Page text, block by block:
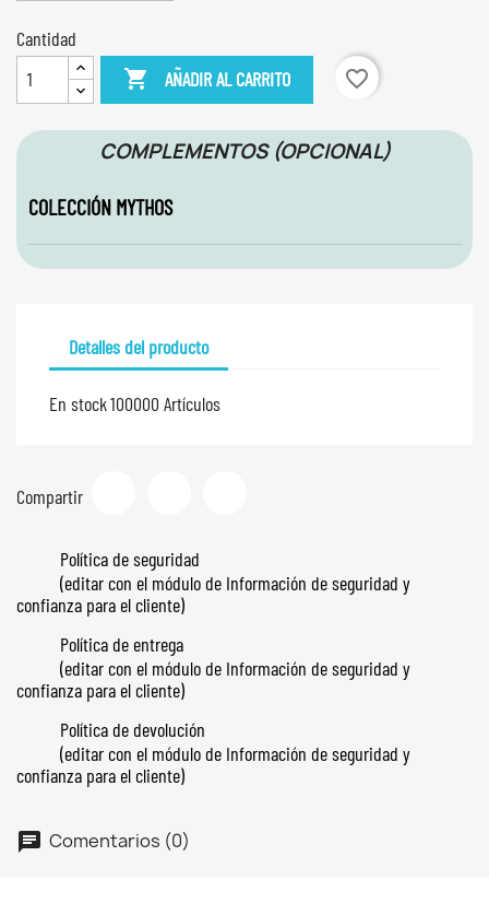
Cantidad
 AÑADIR AL CARRITO favorite_border
COMPLEMENTOS (OPCIONAL)
COLECCIÓN MYTHOS
Detalles del producto
En stock100000 Artículos
Compartir
Política de seguridad
(editar con el módulo de Información de seguridad y
confianza para el cliente)
Política de entrega
(editar con el módulo de Información de seguridad y
confianza para el cliente)
Política de devolución
(editar con el módulo de Información de seguridad y
confianza para el cliente)
Comentarios (0)